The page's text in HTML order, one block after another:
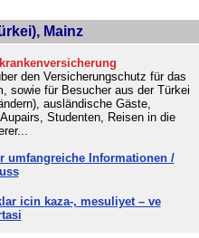
Mainz
den Versicherungschutz für das
sowie für Besucher aus der Türkei
ausländische Gäste,
Studenten, Reisen in die
umfangreiche Informationen /
icin kaza-, mesuliyet – ve